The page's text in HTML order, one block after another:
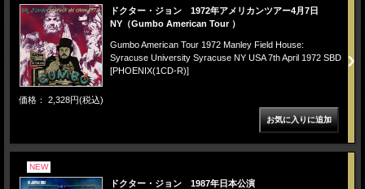
ドクター・ジョン 1972年アメリカンツアー4月7日
NY（Gumbo American Tour ）
Gumbo American Tour 1972 Manley Field House:
Syracuse University Syracuse NY USA 7th April 1972 SBD
[PHOENIX(1CD-R)]
価格： 2,328円(税込)
NEW
ドクター・ジョン 1987年日本公演